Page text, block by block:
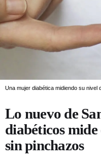
Una mujer diabética midiendo su nivel
Lo nuevo de
diabéticos mide
sin pinchazos